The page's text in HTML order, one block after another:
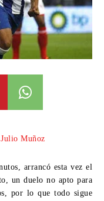
Julio Muñoz
arrancó esta vez el
un duelo no apto para
por lo que todo sigue